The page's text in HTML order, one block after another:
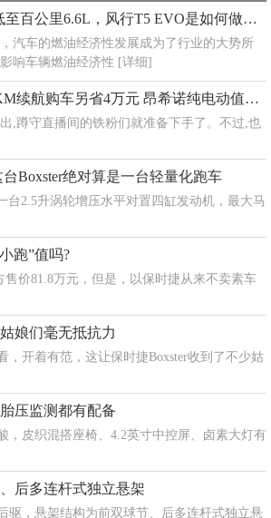
油耗低至百公里6.6L，风行T5 EVO是如何做到的？
汽车的燃油经济性发展成为了行业的大势所
响车辆燃油经济性 [详细]
新能源如何选？500KM续航购车另省4万元 昂希诺纯电动值得推荐
,蹲守直播间的铁粉们就准备下手了。不过,也
Boxster绝对算是一台轻量化跑车
台2.5升涡轮增压水平对置四缸发动机，最大马
跑”值吗?
售价81.8万元，但是，以保时捷从来不卖素车
娘们毫无抵抗力
，开着有范，这让保时捷Boxster收到了不少姑
压监测都有配备
，皮织混搭座椅、4.2英寸中控屏、卤素大灯有
后多连杆式独立悬架
驱，悬架结构为前双球节、后多连杆式独立悬